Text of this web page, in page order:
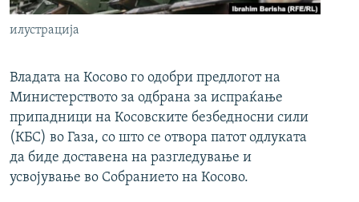
илустрација
Владата на Косово го одобри предлогот на
Министерството за одбрана за испраќање
припадници на Косовските безбедносни сили
(КБС) во Газа, со што се отвора патот одлуката
да биде доставена на разгледување и
усвојување во Собранието на Косово.